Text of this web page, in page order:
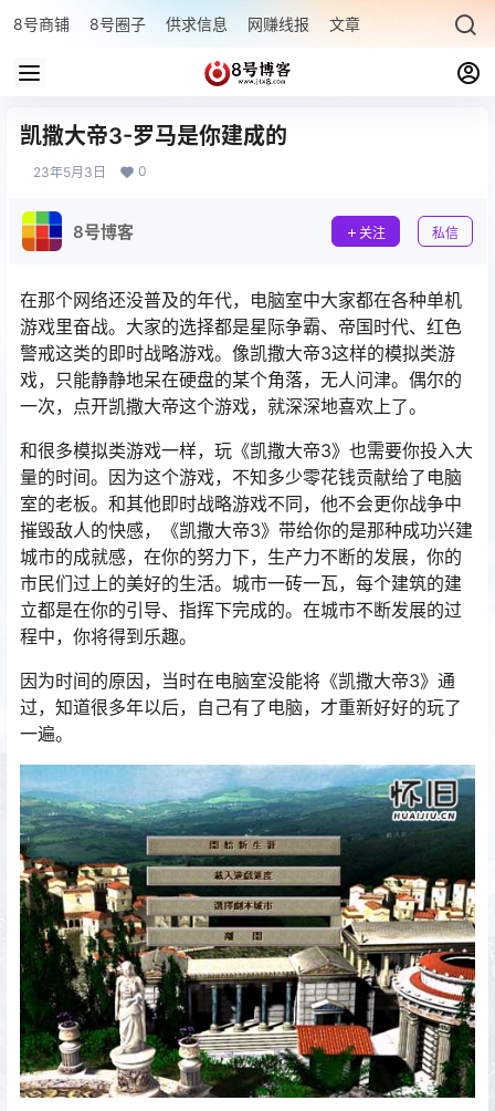
8号商铺 8号圈子 供求信息 网赚线报 文章专题 最新文章
凯撒大帝3-罗马是你建成的
23年5月3日 0
8号博客 关注 私信
在那个网络还没普及的年代，电脑室中大家都在各种单机
游戏里奋战。大家的选择都是星际争霸、帝国时代、红色
警戒这类的即时战略游戏。像凯撒大帝3这样的模拟类游
戏，只能静静地呆在硬盘的某个角落，无人问津。偶尔的
一次，点开凯撒大帝这个游戏，就深深地喜欢上了。
和很多模拟类游戏一样，玩《凯撒大帝3》也需要你投入大
量的时间。因为这个游戏，不知多少零花钱贡献给了电脑
室的老板。和其他即时战略游戏不同，他不会更你战争中
摧毁敌人的快感，《凯撒大帝3》带给你的是那种成功兴建
城市的成就感，在你的努力下，生产力不断的发展，你的
市民们过上的美好的生活。城市一砖一瓦，每个建筑的建
立都是在你的引导、指挥下完成的。在城市不断发展的过
程中，你将得到乐趣。
因为时间的原因，当时在电脑室没能将《凯撒大帝3》通
过，知道很多年以后，自己有了电脑，才重新好好的玩了
一遍。